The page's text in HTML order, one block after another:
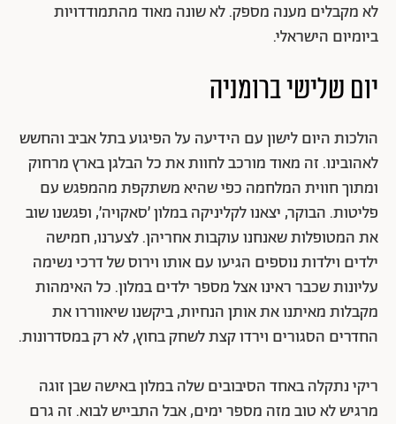
לא מקבלים מענה מספק. לא שונה מאוד מהתמודדויות
ביומיום הישראלי.
יום שלישי ברומניה
הולכות היום לישון עם הידיעה על הפיגוע בתל אביב והחשש
לאהובינו. זה מאוד מורכב לחוות את כל הבלגן בארץ מרחוק
ומתוך חווית המלחמה כפי שהיא משתקפת מהמפגש עם
פליטות. הבוקר, יצאנו לקליניקה במלון ׳סאקויה׳, ופגשנו שוב
את המטופלות שאנחנו עוקבות אחריהן. לצערנו, חמישה
ילדים וילדות נוספים הגיעו עם אותו וירוס של דרכי נשימה
עליונות שכבר ראינו אצל מספר ילדים במלון. כל האימהות
מקבלות מאיתנו את אותן הנחיות, ביקשנו שיאווררו את
החדרים הסגורים וירדו קצת לשחק בחוץ, לא רק במסדרונות.
ריקי נתקלה באחד הסיבובים שלה במלון באישה שבן זוגה
מרגיש לא טוב מזה מספר ימים, אבל התבייש לבוא. זה גרם